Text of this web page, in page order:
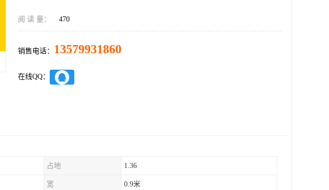
阅 读 量： 470
销售电话： 13579931860
在线QQ：
占地 1.36
宽 0.9米